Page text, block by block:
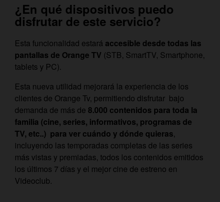
¿En qué dispositivos puedo
disfrutar de este servicio?
Esta funcionalidad estará accesible desde todas las
pantallas de Orange TV (STB, SmartTV, Smartphone,
tablets y PC).
Esta nueva utilidad mejorará la experiencia de los
clientes de Orange Tv, permitiendo disfrutar bajo
demanda de más de 8.000 contenidos para toda la
familia (cine, series, informativos, programas de
TV, etc..) para ver cuándo y dónde quieras,
incluyendo las temporadas completas de las series
más vistas y premiadas, todos los contenidos emitidos
los últimos 7 días y el mejor cine de estreno en
Videoclub.